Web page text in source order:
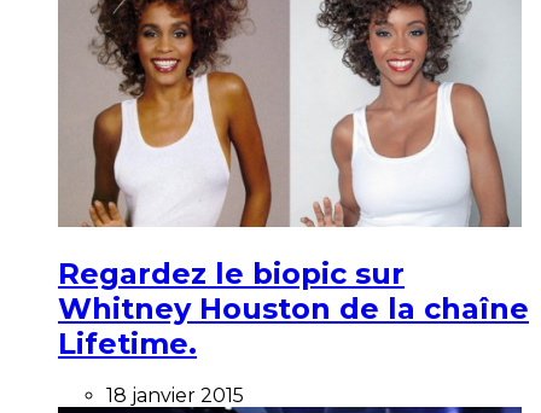
Regardez le biopic sur
Whitney Houston de la chaîne
Lifetime.
18 janvier 2015